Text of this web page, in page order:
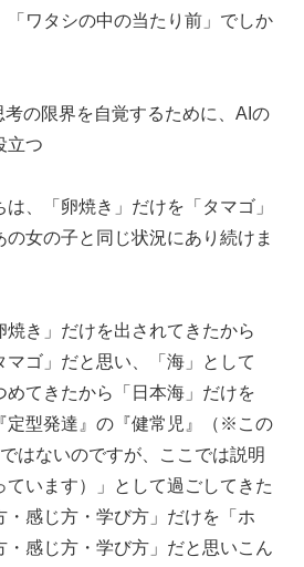
「ワタシの中の当たり前」でしか
の限界を自覚するために、AIの
立つ
、「卵焼き」だけを「タマゴ」
女の子と同じ状況にあり続けま
焼き」だけを出されてきたから
マゴ」だと思い、「海」として
めてきたから「日本海」だけを
定型発達』の『健常児』（※この
はないのですが、ここでは説明
います）」として過ごしてきた
・感じ方・学び方」だけを「ホ
・感じ方・学び方」だと思いこん